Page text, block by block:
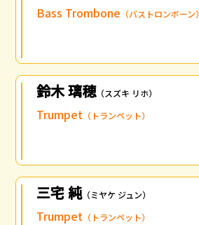
Bass Trombone （バストロンボーン）
鈴木 璃穂（スズキ リホ）
Trumpet （トランペット）
三宅 純（ミヤケ ジュン）
Trumpet （トランペット）